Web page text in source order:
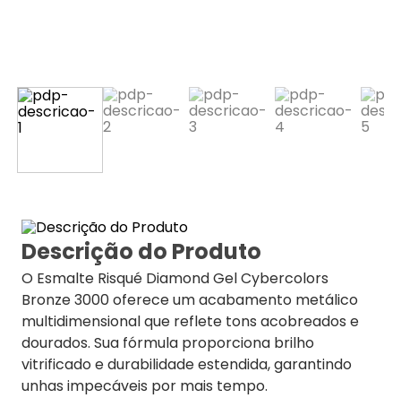
Descrição do Produto
O Esmalte Risqué Diamond Gel Cybercolors
Bronze 3000 oferece um acabamento metálico
multidimensional que reflete tons acobreados e
dourados. Sua fórmula proporciona brilho
vitrificado e durabilidade estendida, garantindo
unhas impecáveis por mais tempo.